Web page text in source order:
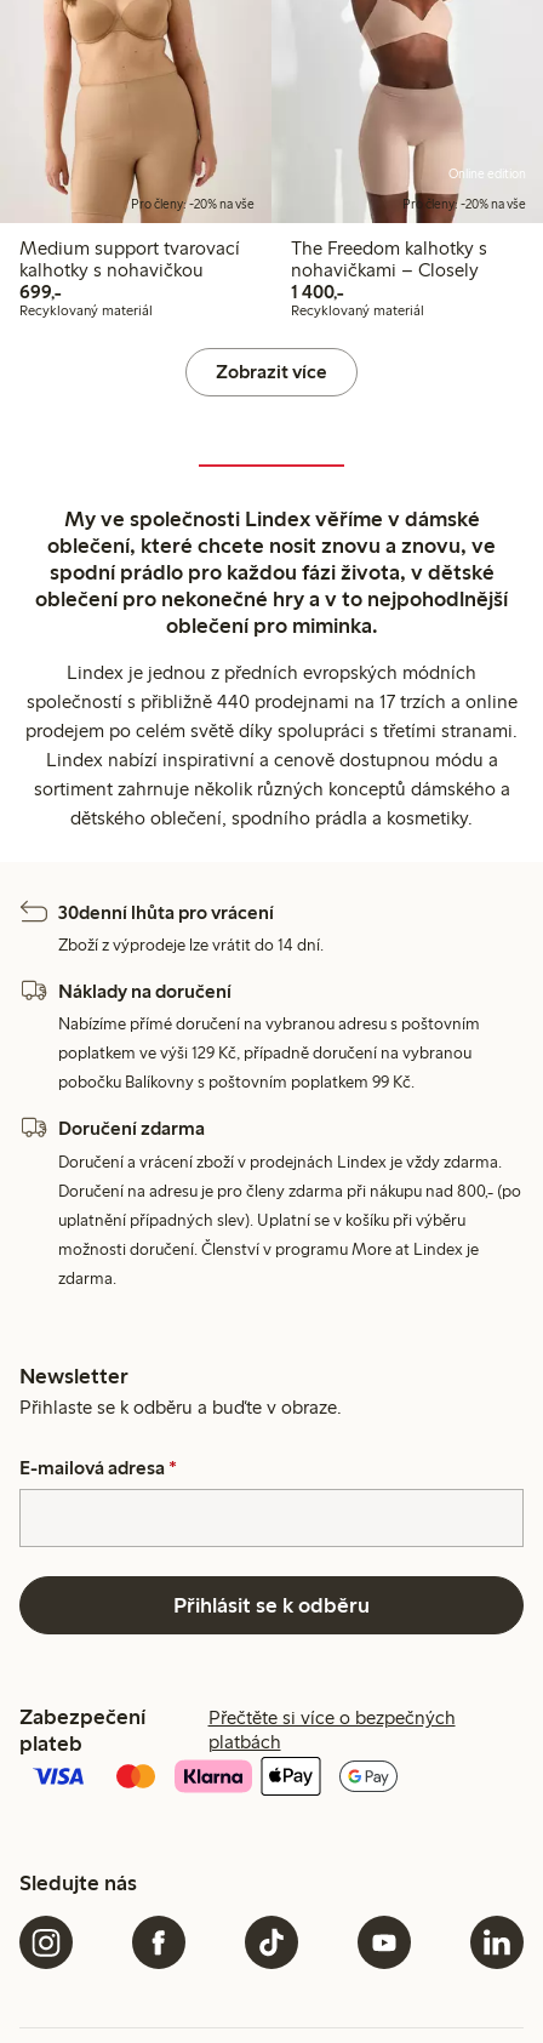
Pro členy: -20% na vše
Medium support tvarovací
kalhotky s nohavičkou
699,-699,00 Kč
Recyklovaný materiál
Online edition
Pro členy: -20% na vše
The Freedom kalhotky s
nohavičkami – Closely
1 400,-1 400,00 Kč
Recyklovaný materiál
Zobrazit více
My ve společnosti Lindex věříme v dámské
oblečení, které chcete nosit znovu a znovu, ve
spodní prádlo pro každou fázi života, v dětské
oblečení pro nekonečné hry a v to nejpohodlnější
oblečení pro miminka.
Lindex je jednou z předních evropských módních
společností s přibližně 440 prodejnami na 17 trzích a online
prodejem po celém světě díky spolupráci s třetími stranami.
Lindex nabízí inspirativní a cenově dostupnou módu a
sortiment zahrnuje několik různých konceptů dámského a
dětského oblečení, spodního prádla a kosmetiky.
30denní lhůta pro vrácení
Zboží z výprodeje lze vrátit do 14 dní.
Náklady na doručení
Nabízíme přímé doručení na vybranou adresu s poštovním
poplatkem ve výši 129 Kč, případně doručení na vybranou
pobočku Balíkovny s poštovním poplatkem 99 Kč.
Doručení zdarma
Doručení a vrácení zboží v prodejnách Lindex je vždy zdarma.
Doručení na adresu je pro členy zdarma při nákupu nad 800,- (po
uplatnění případných slev). Uplatní se v košíku při výběru
možnosti doručení. Členství v programu More at Lindex je
zdarma.
Newsletter
Přihlaste se k odběru a buďte v obraze.
E-mailová adresa *
Přihlásit se k odběru
Zabezpečení
plateb
Přečtěte si více o bezpečných
platbách
Sledujte nás